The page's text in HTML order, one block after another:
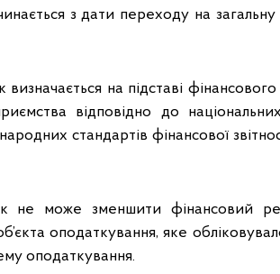
з дати переходу на загальну
на підставі фінансового
відповідно до
стандартів фінансової
не може зменшити фінансовий
оподаткування, яке
оподаткування.